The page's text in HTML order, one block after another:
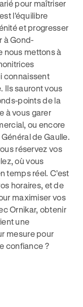
pour maîtriser
l'équilibre
et progresser
à Gond-
nous mettons à
connaissent
Ils sauront vous
points de la
à vous garer
ou encore
de Gaulle.
réservez vos
où vous
temps réel. C'est
horaires, et de
maximiser vos
Ornikar, obtenir
une
mesure pour
confiance ?